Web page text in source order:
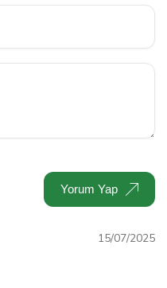
Yorum Yap
15/07/2025